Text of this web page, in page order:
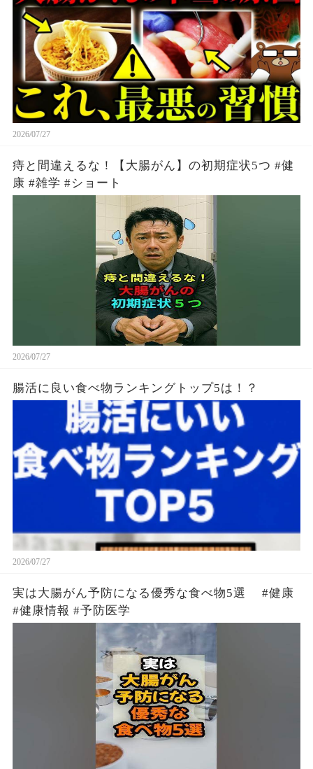
だった？医師が完全解説。
2026/07/27
痔と間違えるな！【大腸がん】の初期症状5つ #健
康 #雑学 #ショート
2026/07/27
腸活に良い食べ物ランキングトップ5は！？
2026/07/27
実は大腸がん予防になる優秀な食べ物5選 #健康
#健康情報 #予防医学